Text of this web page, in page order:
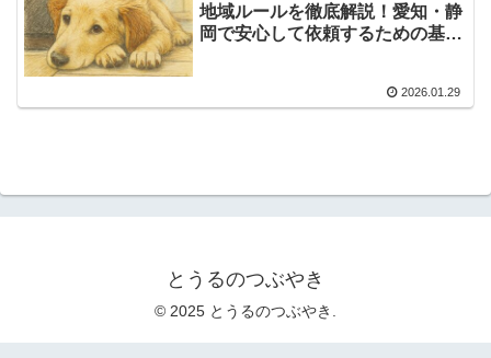
地域ルールを徹底解説！愛知・静
岡で安心して依頼するための基礎
2026.01.29
とうるのつぶやき
© 2025 とうるのつぶやき.